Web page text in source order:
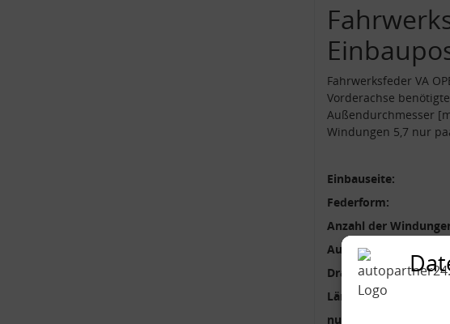
Fahrwerksfeder VA
Vorderachse
Außendurchmesser
Windungen 5,7 nur
Einbauseite:
Federform:
Anzahl der
Außendurchmesser
Drahtdurchmesser
Länge [mm]:
nur paarweise